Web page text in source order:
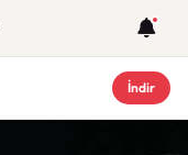
İndir